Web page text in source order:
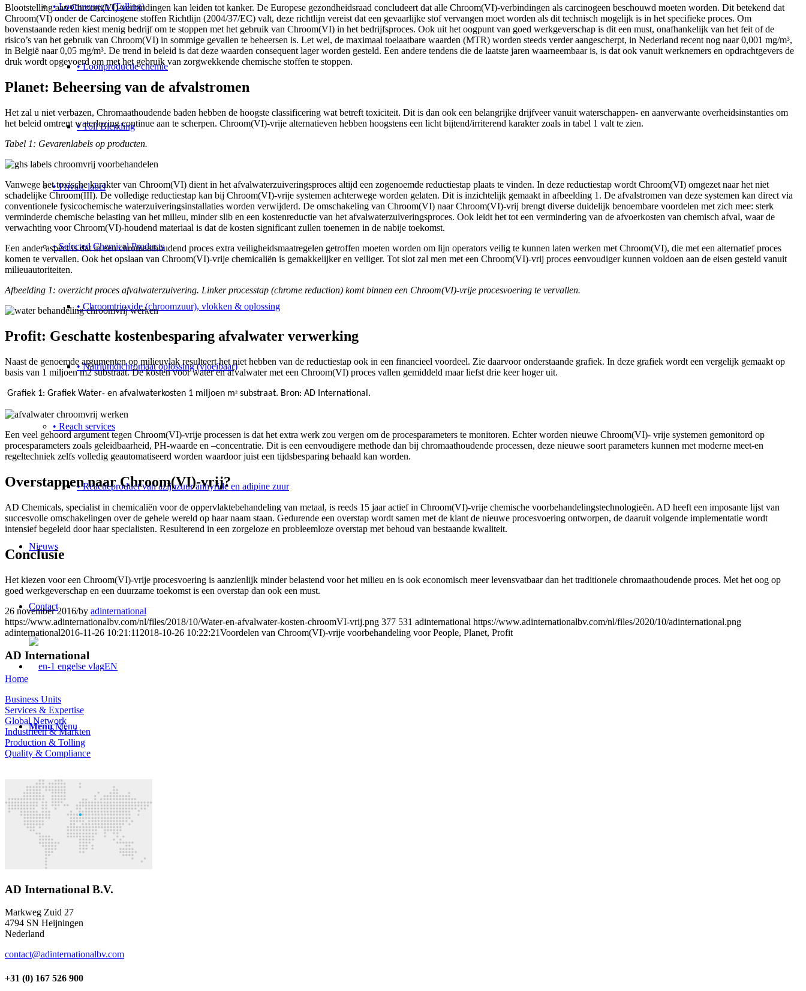
• Loonmengen (Tolling)
• Loonproductie chemie
• Toll Blending
• Private label
• Selected Chemical Products
• Chroomtrioxide (chroomzuur), vlokken & oplossing
• Natriumdichromaat oplossing (vloeibaar)
• Reach services
• Reactieproduct van azijnzuur anhyride en adipine zuur
Nieuws
Contact
EN
Menu Menu
Blootstelling aan Chroom(VI)-verbindingen kan leiden tot kanker. De Europese gezondheidsraad concludeert dat alle Chroom(VI)-verbindingen als carcinogeen beschouwd moeten worden. Dit betekend dat
Chroom(VI) onder de Carcinogene stoffen Richtlijn (2004/37/EC) valt, deze richtlijn vereist dat een gevaarlijke stof vervangen moet worden als dit technisch mogelijk is in het specifieke proces. Om
bovenstaande reden kiest menig bedrijf om te stoppen met het gebruik van Chroom(VI) in het bedrijfsproces. Ook uit het oogpunt van goed werkgeverschap is dit een must, onafhankelijk van het feit of de
risico’s van het gebruik van Chroom(VI) in sommige gevallen te beheersen is. Let wel, de maximaal toelaatbare waarden (MTR) worden steeds verder aangescherpt, in Nederland recent nog naar 0,001 mg/m³,
in België naar 0,05 mg/m³. De trend in beleid is dat deze waarden consequent lager worden gesteld. Een andere tendens die de laatste jaren waarneembaar is, is dat ook vanuit werknemers en opdrachtgevers de
druk wordt opgevoerd om met het gebruik van zorgwekkende chemische stoffen te stoppen.
Planet: Beheersing van de afvalstromen
Het zal u niet verbazen, Chromaathoudende baden hebben de hoogste classificering wat betreft toxiciteit. Dit is dan ook een belangrijke drijfveer vanuit waterschappen- en aanverwante overheidsinstanties om
het beleid omtrent waterlozing continue aan te scherpen. Chroom(VI)-vrije alternatieven hebben hoogstens een licht bijtend/irriterend karakter zoals in tabel 1 valt te zien.
Tabel 1: Gevarenlabels op producten.
Vanwege het toxische karakter van Chroom(VI) dient in het afvalwaterzuiveringsproces altijd een zogenoemde reductiestap plaats te vinden. In deze reductiestap wordt Chroom(VI) omgezet naar het niet
schadelijke Chroom(III). De volledige reductiestap kan bij Chroom(VI)-vrije systemen achterwege worden gelaten. Dit is inzichtelijk gemaakt in afbeelding 1. De afvalstromen van deze systemen kan direct via
conventionele fysicochemische waterzuiveringsinstallaties worden verwijderd. De omschakeling van Chroom(VI) naar Chroom(VI)-vrij brengt diverse duidelijk benoembare voordelen met zich mee: sterk
verminderde chemische belasting van het milieu, minder slib en een kostenreductie van het afvalwaterzuiveringsproces. Ook leidt het tot een vermindering van de afvoerkosten van chemisch afval, waar de
verwachting voor Chroom(VI)-houdend materiaal is dat de kosten significant zullen toenemen in de nabije toekomst.
Een ander aspect is dat in een chromaathoudend proces extra veiligheidsmaatregelen getroffen moeten worden om lijn operators veilig te kunnen laten werken met Chroom(VI), die met een alternatief proces
komen te vervallen. Ook het opslaan van Chroom(VI)-vrije chemicaliën is gemakkelijker en veiliger. Tot slot zal men met een Chroom(VI)-vrij proces eenvoudiger kunnen voldoen aan de eisen gesteld vanuit
milieuautoriteiten.
Afbeelding 1: overzicht proces afvalwaterzuivering. Linker processtap (chrome reduction) komt binnen een Chroom(VI)-vrije procesvoering te vervallen.
Profit: Geschatte kostenbesparing afvalwater verwerking
Naast de genoemde argumenten op milieuvlak resulteert het niet hebben van de reductiestap ook in een financieel voordeel. Zie daarvoor onderstaande grafiek. In deze grafiek wordt een vergelijk gemaakt op
basis van 1 miljoen m2 substraat. De kosten voor water en afvalwater met een Chroom(VI) proces vallen gemiddeld maar liefst drie keer hoger uit.
Grafiek 1: Grafiek Water- en afvalwaterkosten 1 miljoen m² substraat. Bron: AD International.
Een veel gehoord argument tegen Chroom(VI)-vrije processen is dat het extra werk zou vergen om de procesparameters te monitoren. Echter worden nieuwe Chroom(VI)- vrije systemen gemonitord op
procesparameters zoals geleidbaarheid, PH-waarde en –concentratie. Dit is een eenvoudigere methode dan bij chromaathoudende processen, deze nieuwe soort parameters kunnen met moderne meet-en
regeltechniek zelfs volledig geautomatiseerd worden waardoor juist een tijdsbesparing behaald kan worden.
Overstappen naar Chroom(VI)-vrij?
AD Chemicals, specialist in chemicaliën voor de oppervlaktebehandeling van metaal, is reeds 15 jaar actief in Chroom(VI)-vrije chemische voorbehandelingstechnologieën. AD heeft een imposante lijst van
succesvolle omschakelingen over de gehele wereld op haar naam staan. Gedurende een overstap wordt samen met de klant de nieuwe procesvoering ontworpen, de daaruit volgende implementatie wordt
intensief begeleid door haar specialisten. Resulterend in een zorgeloze en probleemloze overstap met behoud van bestaande kwaliteit.
Conclusie
Het kiezen voor een Chroom(VI)-vrije procesvoering is aanzienlijk minder belastend voor het milieu en is ook economisch meer levensvatbaar dan het traditionele chromaathoudende proces. Met het oog op
goed werkgeverschap en een duurzame toekomst is een overstap dan ook een must.
26 november 2016/by adinternational
https://www.adinternationalbv.com/nl/files/2018/10/Water-en-afvalwater-kosten-chroomVI-vrij.png 377 531 adinternational https://www.adinternationalbv.com/nl/files/2020/10/adinternational.png
adinternational2016-11-26 10:21:11 2018-10-26 10:22:21Voordelen van Chroom(VI)-vrije voorbehandeling voor People, Planet, Profit
AD International
Home
Business Units
Services & Expertise
Global Network
Industrieën & Markten
Production & Tolling
Quality & Compliance
AD International B.V.
Markweg Zuid 27
4794 SN Heijningen
Nederland
contact@adinternationalbv.com
+31 (0) 167 526 900